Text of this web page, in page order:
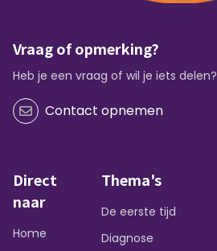
Vraag of opmerking?
Heb je een vraag of wil je iets delen?
Contact opnemen
Direct
naar
Home
Thema's
De eerste tijd
Diagnose